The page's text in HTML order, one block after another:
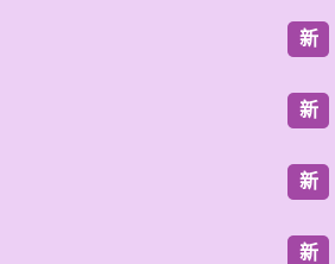
新
新
新
新